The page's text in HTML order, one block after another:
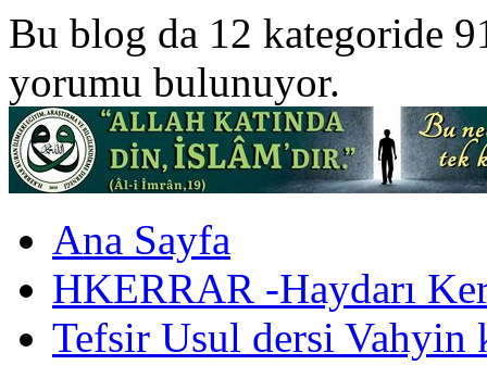
Bu blog da 12 kategoride
yorumu bulunuyor.
Ana Sayfa
HKERRAR -Haydarı
Tefsir Usul dersi Vahyin